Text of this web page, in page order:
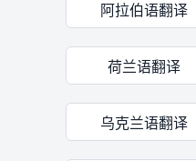
阿拉伯语翻译
荷兰语翻译
乌克兰语翻译